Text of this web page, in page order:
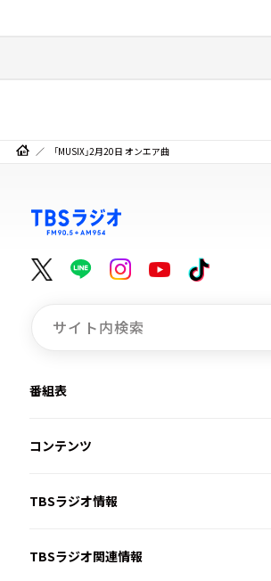
「MUSIX」2月20日 オンエア曲
番組表
コンテンツ
TBSラジオ情報
TBSラジオ関連情報